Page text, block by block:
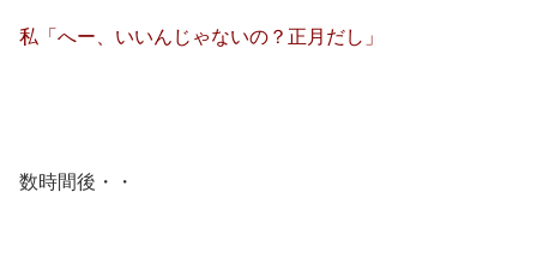
私「へー、いいんじゃないの？正月だし」
数時間後・・